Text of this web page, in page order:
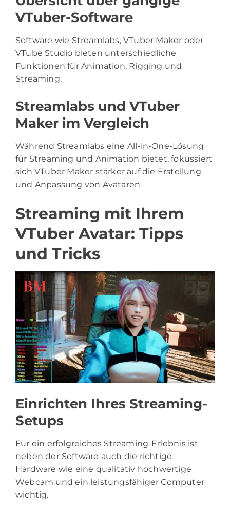
VTuber-Software
Software wie Streamlabs, VTuber Maker oder
VTube Studio bieten unterschiedliche
Funktionen für Animation, Rigging und
Streaming.
Streamlabs und VTuber
Maker im Vergleich
Während Streamlabs eine All-in-One-Lösung
für Streaming und Animation bietet, fokussiert
sich VTuber Maker stärker auf die Erstellung
und Anpassung von Avataren.
Streaming mit Ihrem
VTuber Avatar: Tipps
und Tricks
Einrichten Ihres Streaming-
Setups
Für ein erfolgreiches Streaming-Erlebnis ist
neben der Software auch die richtige
Hardware wie eine qualitativ hochwertige
Webcam und ein leistungsfähiger Computer
wichtig.